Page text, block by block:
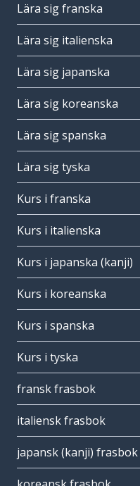
Lära sig franska
Lära sig italienska
Lära sig japanska
Lära sig koreanska
Lära sig spanska
Lära sig tyska
Kurs i franska
Kurs i italienska
Kurs i japanska (kanji)
Kurs i koreanska
Kurs i spanska
Kurs i tyska
fransk frasbok
italiensk frasbok
japansk (kanji) frasbok